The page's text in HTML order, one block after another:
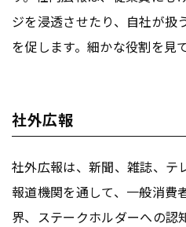
ジを浸透させたり、自社が扱
を促します。細かな役割を見
社外広報
社外広報は、新聞、雑誌、テ
報道機関を通して、一般消費
界、ステークホルダーへの認